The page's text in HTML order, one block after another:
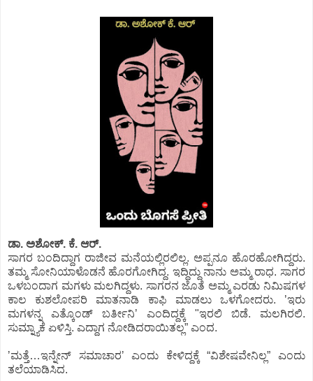
ಡಾ. ಅಶೋಕ್.‌ ಕೆ. ಆರ್.‌
ಸಾಗರ ಬಂದಿದ್ದಾಗ ರಾಜೀವ ಮನೆಯಲ್ಲಿರಲಿಲ್ಲ. ಅಪ್ಪನೂ ಹೊರಹೋಗಿದ್ದರು.
ತಮ್ಮ ಸೋನಿಯಾಳೊಡನೆ ಹೊರಗೋಗಿದ್ದ. ಇದ್ದಿದ್ದು ನಾನು ಅಮ್ಮ ರಾಧ. ಸಾಗರ
ಒಳಬಂದಾಗ ಮಗಳು ಮಲಗಿದ್ದಳು. ಸಾಗರನ ಜೊತೆ ಅಮ್ಮ ಎರಡು ನಿಮಿಷಗಳ
ಕಾಲ ಕುಶಲೋಪರಿ ಮಾತನಾಡಿ ಕಾಫಿ ಮಾಡಲು ಒಳಗೋದರು. ʼಇರು
ಮಗಳನ್ನ ಎತ್ಕೊಂಡ್‌ ಬರ್ತೀನಿʼ ಎಂದಿದ್ದಕ್ಕೆ "ಇರಲಿ ಬಿಡೆ. ಮಲಗಿರಲಿ.
ಸುಮ್ನ್ಯಾಕೆ ಏಳಿಸ್ತಿ. ಎದ್ದಾಗ ನೋಡಿದರಾಯಿತಲ್ಲ” ಎಂದ.
ʼಮತ್ತೆ…ಇನ್ನೇನ್‌ ಸಮಾಚಾರʼ ಎಂದು ಕೇಳಿದ್ದಕ್ಕೆ “ವಿಶೇಷವೇನಿಲ್ಲ” ಎಂದು
ತಲೆಯಾಡಿಸಿದ.